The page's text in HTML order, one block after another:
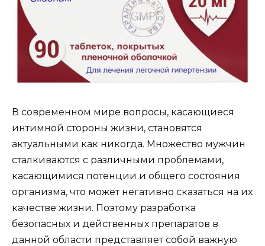
В современном мире вопросы, касающиеся
интимной стороны жизни, становятся
актуальными как никогда. Множество мужчин
сталкиваются с различными проблемами,
касающимися потенции и общего состояния
организма, что может негативно сказаться на их
качестве жизни. Поэтому разработка
безопасных и действенных препаратов в
данной области представляет собой важную